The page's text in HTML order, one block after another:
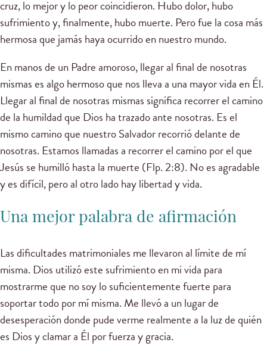
cruz, lo mejor y lo peor coincidieron. Hubo dolor, hubo
sufrimiento y, finalmente, hubo muerte. Pero fue la cosa más
hermosa que jamás haya ocurrido en nuestro mundo.
En manos de un Padre amoroso, llegar al final de nosotras
mismas es algo hermoso que nos lleva a una mayor vida en Él.
Llegar al final de nosotras mismas significa recorrer el camino
de la humildad que Dios ha trazado ante nosotras. Es el
mismo camino que nuestro Salvador recorrió delante de
nosotras. Estamos llamadas a recorrer el camino por el que
Jesús se humilló hasta la muerte (Flp. 2:8). No es agradable
y es difícil, pero al otro lado hay libertad y vida.
Una mejor palabra de afirmación
Las dificultades matrimoniales me llevaron al límite de mí
misma. Dios utilizó este sufrimiento en mi vida para
mostrarme que no soy lo suficientemente fuerte para
soportar todo por mí misma. Me llevó a un lugar de
desesperación donde pude verme realmente a la luz de quién
es Dios y clamar a Él por fuerza y gracia.